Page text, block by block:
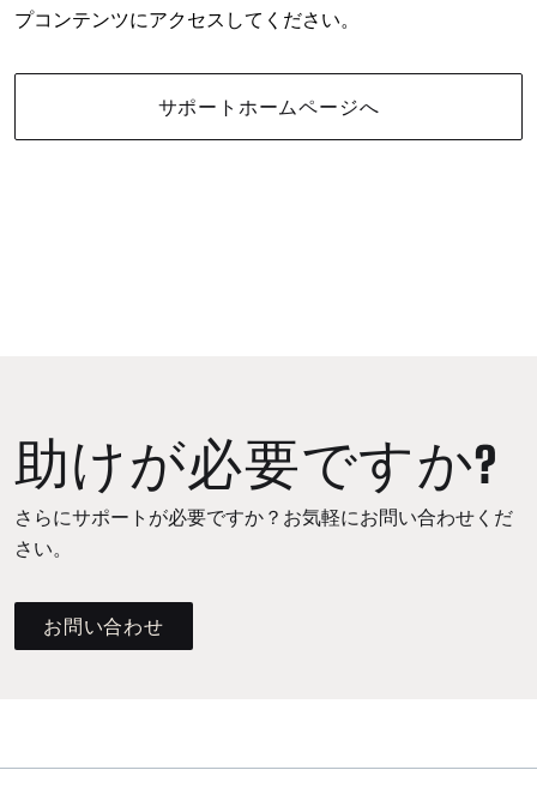
プコンテンツにアクセスしてください。
サポートホームページへ
助けが必要ですか?
さらにサポートが必要ですか？お気軽にお問い合わせくだ
さい。
お問い合わせ